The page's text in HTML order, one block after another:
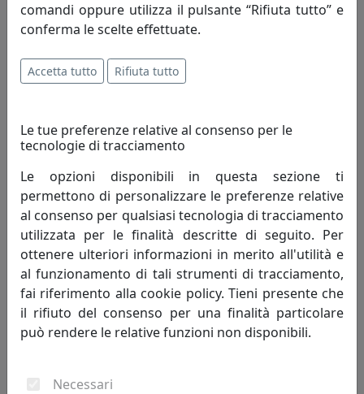
PLAFONIERA COLLEZIONE MODENA C908
Ferroluce
443,00 €
comandi oppure utilizza il pulsante “Rifiuta tutto” e
conferma le scelte effettuate.
Accetta tutto Rifiuta tutto
Le tue preferenze relative al consenso per le
tecnologie di tracciamento
Le opzioni disponibili in questa sezione ti
permettono di personalizzare le preferenze relative
al consenso per qualsiasi tecnologia di tracciamento
utilizzata per le finalità descritte di seguito. Per
ottenere ulteriori informazioni in merito all'utilità e
al funzionamento di tali strumenti di tracciamento,
fai riferimento alla cookie policy. Tieni presente che
il rifiuto del consenso per una finalità particolare
può rendere le relative funzioni non disponibili.
Necessari